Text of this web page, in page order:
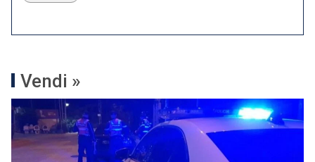
Vendi »